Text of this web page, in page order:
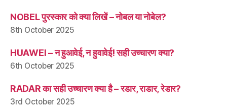
NOBEL पुरस्कार को क्या लिखें – नोबल या नोबेल?
8th October 2025
HUAWEI – न हुआवेई, न हुवावेई! सही उच्चारण क्या?
6th October 2025
RADAR का सही उच्चारण क्या है – रडार, राडार, रेडार?
3rd October 2025